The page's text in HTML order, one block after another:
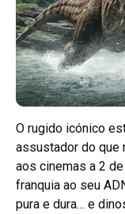
O rugido icónico
assustador do que
aos cinemas a 2
franquia ao seu
pura e dura… e